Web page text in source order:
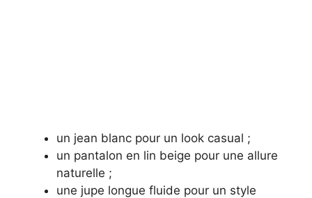
un jean blanc pour un look casual ;
un pantalon en lin beige pour une allure
naturelle ;
une jupe longue fluide pour un style